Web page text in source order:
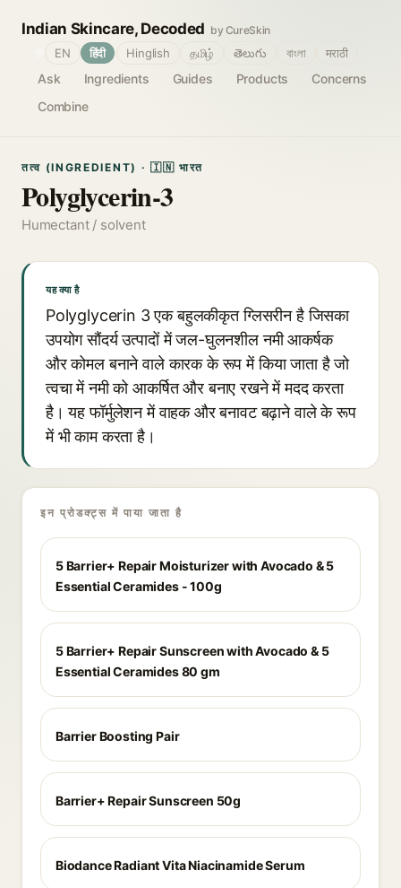
Indian Skincare, Decoded by CureSkin
Ask Ingredients Guides Products
Concerns
Combine
EN हिंदी Hinglish தமிழ் తెలుగు বাংলা मराठी
तत्व (INGREDIENT) · 🇮🇳 भारत
Polyglycerin-3
Humectant / solvent
यह क्या है
Polyglycerin 3 एक बहुलकीकृत ग्लिसरीन है जिसका
उपयोग सौंदर्य उत्पादों में जल-घुलनशील नमी आकर्षक
और कोमल बनाने वाले कारक के रूप में किया जाता है जो
त्वचा में नमी को आकर्षित और बनाए रखने में मदद करता
है। यह फॉर्मुलेशन में वाहक और बनावट बढ़ाने वाले के रूप
में भी काम करता है।
इन प्रोडक्ट्स में पाया जाता है
5 Barrier+ Repair Moisturizer with Avocado & 5
Essential Ceramides - 100g
5 Barrier+ Repair Sunscreen with Avocado & 5
Essential Ceramides 80 gm
Barrier Boosting Pair
Barrier+ Repair Sunscreen 50g
Biodance Radiant Vita Niacinamide Serum